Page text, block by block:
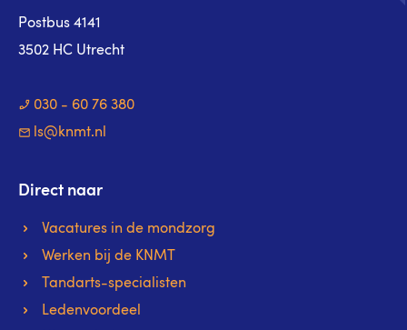
Postbus 4141
3502 HC Utrecht
030 - 60 76 380
ls@knmt.nl
Direct naar
Vacatures in de mondzorg
Werken bij de KNMT
Tandarts-specialisten
Ledenvoordeel